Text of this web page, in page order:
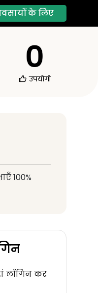
के लिए
0
उपयोगी
100%
लॉगिन कर